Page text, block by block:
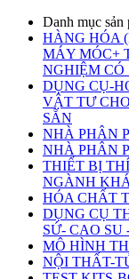
Danh mục sản
HÀNG HÓA
MÁY MÓC+
NGHIỆM
DỤNG CỤ-
VẬT TƯ
SẴN
NHÀ PHÂN
NHÀ PHÂN
THIẾT BỊ
NGÀNH
HÓA CHẤT
DỤNG CỤ
SỨ- CAO
MÔ HÌNH
NỘI THẤT-